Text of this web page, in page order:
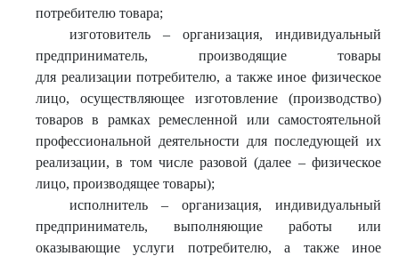
потребителю товара;
изготовитель – организация, индивидуальный
предприниматель, производящие товары
для реализации потребителю, а также иное физическое
лицо, осуществляющее изготовление (производство)
товаров в рамках ремесленной или самостоятельной
профессиональной деятельности для последующей их
реализации, в том числе разовой (далее – физическое
лицо, производящее товары);
исполнитель – организация, индивидуальный
предприниматель, выполняющие работы или
оказывающие услуги потребителю, а также иное